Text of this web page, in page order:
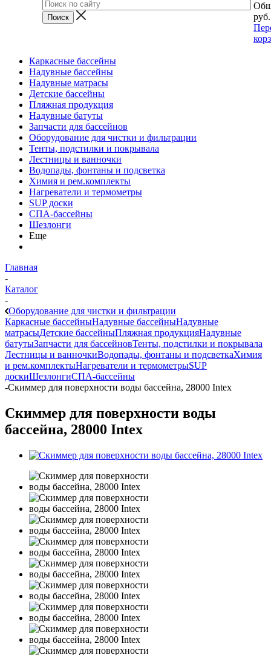
руб.
Каркасные бассейны
Надувные бассейны
Надувные матрасы
Детские бассейны
Пляжная продукция
Надувные батуты
Запчасти для бассейнов
Оборудование для чистки и фильтрации
Тенты, подстилки и покрывала
Лестницы и ванночки
Водопады, фонтаны и подсветка
Химия и рем.комплекты
Нагреватели и термометры
SUP доски
СПА-бассейны
Шезлонги
Еще
Главная
-
Каталог
-
Оборудование для чистки и фильтрации
Каркасные бассейныНадувные бассейныНадувные
матрасыДетские бассейныПляжная продукцияНадувные
батутыЗапчасти для бассейновТенты, подстилки и покрывала
Лестницы и ванночкиВодопады, фонтаны и подсветкаХимия
и рем.комплектыНагреватели и термометрыSUP
доскиШезлонгиСПА-бассейны
-Скиммер для поверхности воды бассейна, 28000 Intex
Скиммер для поверхности воды
бассейна, 28000 Intex